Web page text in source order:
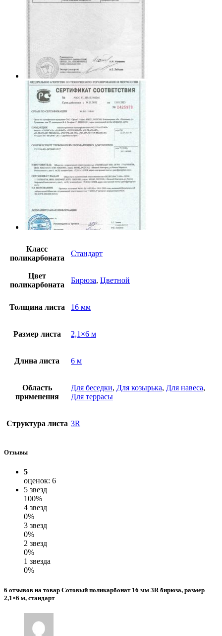
Класс
поликарбоната
Стандарт
Цвет
поликарбоната
Бирюза, Цветной
Толщина листа 16 мм
Размер листа 2,1×6 м
Длина листа 6 м
Область
применения
Для беседки, Для козырька, Для навеса,
Для террасы
Структура листа 3R
Отзывы
5
оценок: 6
5 звезд
100%
4 звезд
0%
3 звезд
0%
2 звезд
0%
1 звезда
0%
6 отзывов на товар Сотовый поликарбонат 16 мм 3R бирюза, размер
2,1×6 м, стандарт